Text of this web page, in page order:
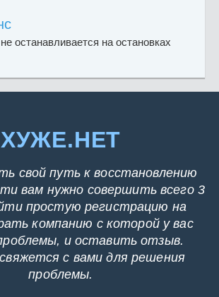
останавливается на остановках
ХУЖЕ.НЕТ
свой путь к восстановлению
вам нужно совершить всего 3
простую регистрацию на
компанию с которой у вас
и оставить отзыв.
с вами для решения
проблемы.